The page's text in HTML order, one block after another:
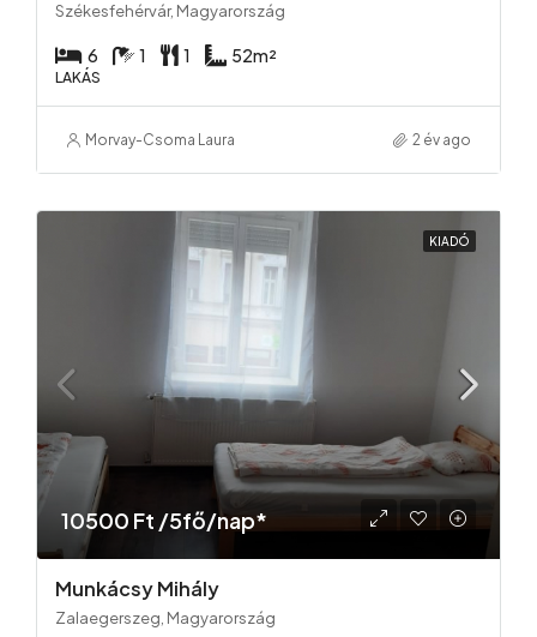
Székesfehérvár, Magyarország
6 1 1 52m²
LAKÁS
Morvay-Csoma Laura 2 év ago
KIADÓ
10500 Ft /5fő/nap*
Munkácsy Mihály
Zalaegerszeg, Magyarország